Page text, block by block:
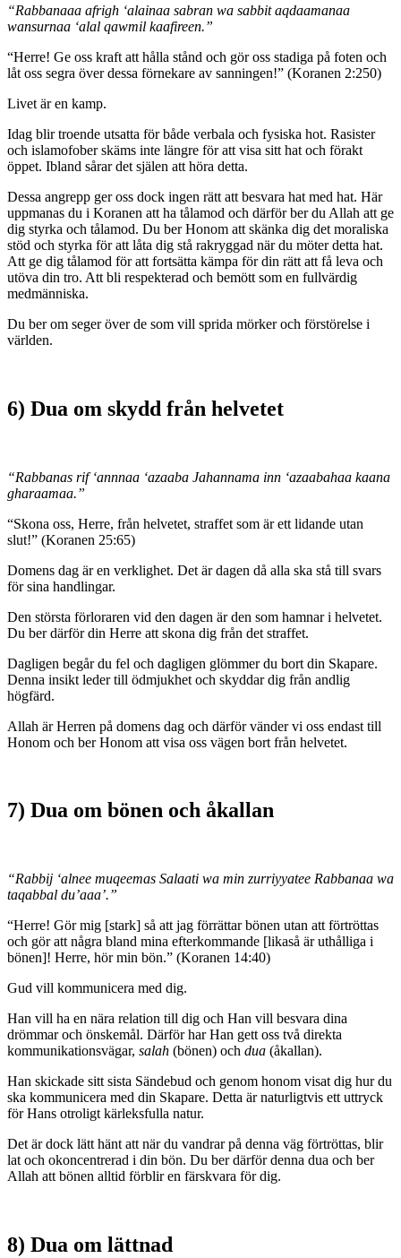
“Rabbanaaa afrigh ‘alainaa sabran wa sabbit aqdaamanaa
wansurnaa ‘alal qawmil kaafireen.”
“Herre! Ge oss kraft att hålla stånd och gör oss stadiga på foten och
låt oss segra över dessa förnekare av sanningen!” (Koranen 2:250)
Livet är en kamp.
Idag blir troende utsatta för både verbala och fysiska hot. Rasister
och islamofober skäms inte längre för att visa sitt hat och förakt
öppet. Ibland sårar det själen att höra detta.
Dessa angrepp ger oss dock ingen rätt att besvara hat med hat. Här
uppmanas du i Koranen att ha tålamod och därför ber du Allah att ge
dig styrka och tålamod. Du ber Honom att skänka dig det moraliska
stöd och styrka för att låta dig stå rakryggad när du möter detta hat.
Att ge dig tålamod för att fortsätta kämpa för din rätt att få leva och
utöva din tro. Att bli respekterad och bemött som en fullvärdig
medmänniska.
Du ber om seger över de som vill sprida mörker och förstörelse i
världen.
6) Dua om skydd från helvetet
“Rabbanas rif ‘annnaa ‘azaaba Jahannama inn ‘azaabahaa kaana
gharaamaa.”
“Skona oss, Herre, från helvetet, straffet som är ett lidande utan
slut!” (Koranen 25:65)
Domens dag är en verklighet. Det är dagen då alla ska stå till svars
för sina handlingar.
Den största förloraren vid den dagen är den som hamnar i helvetet.
Du ber därför din Herre att skona dig från det straffet.
Dagligen begår du fel och dagligen glömmer du bort din Skapare.
Denna insikt leder till ödmjukhet och skyddar dig från andlig
högfärd.
Allah är Herren på domens dag och därför vänder vi oss endast till
Honom och ber Honom att visa oss vägen bort från helvetet.
7) Dua om bönen och åkallan
“Rabbij ‘alnee muqeemas Salaati wa min zurriyyatee Rabbanaa wa
taqabbal du’aaa’.”
“Herre! Gör mig [stark] så att jag förrättar bönen utan att förtröttas
och gör att några bland mina efterkommande [likaså är uthålliga i
bönen]! Herre, hör min bön.” (Koranen 14:40)
Gud vill kommunicera med dig.
Han vill ha en nära relation till dig och Han vill besvara dina
drömmar och önskemål. Därför har Han gett oss två direkta
kommunikationsvägar, salah (bönen) och dua (åkallan).
Han skickade sitt sista Sändebud och genom honom visat dig hur du
ska kommunicera med din Skapare. Detta är naturligtvis ett uttryck
för Hans otroligt kärleksfulla natur.
Det är dock lätt hänt att när du vandrar på denna väg förtröttas, blir
lat och okoncentrerad i din bön. Du ber därför denna dua och ber
Allah att bönen alltid förblir en färskvara för dig.
8) Dua om lättnad